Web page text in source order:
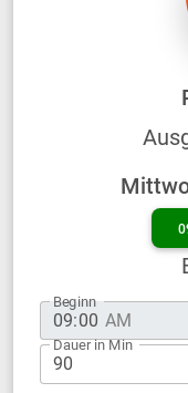
Beginn
Dauer in Min